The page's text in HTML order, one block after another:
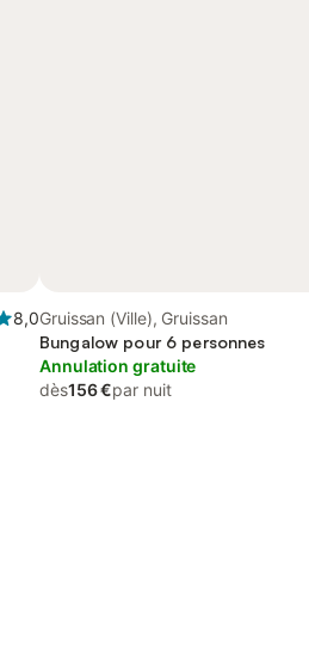
8,0Gruissan (Ville), Gruissan
Bungalow pour 6 personnes
Annulation gratuite
dès156 €par nuit